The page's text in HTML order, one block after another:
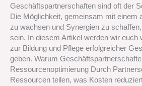
Geschäftspartnerschaften sind oft der
Die Möglichkeit, gemeinsam mit einem
zu wachsen und Synergien zu
sein. In diesem Artikel werden wir euch
zur Bildung und Pflege erfolgreicher
geben. Warum
Ressourcenoptimierung Durch
Ressourcen teilen, was Kosten